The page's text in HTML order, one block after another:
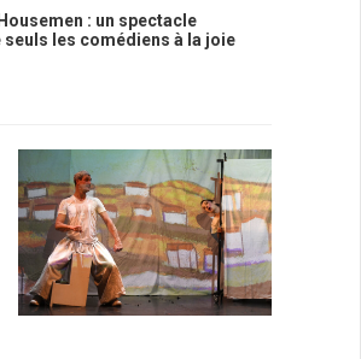
: un spectacle
seuls les comédiens à la joie